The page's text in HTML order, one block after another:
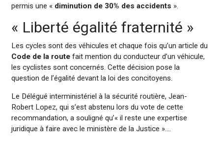
permis une « diminution de 30% des accidents ».
« Liberté égalité fraternité »
Les cycles sont des véhicules et chaque fois qu’un article du
Code de la routefait mention du conducteur d’un véhicule,
les cyclistes sont concernés. Cette décision pose la
question de l’égalité devant la loi des concitoyens.
Le Délégué interministériel à la sécurité routière, Jean-
Robert Lopez, qui s’est abstenu lors du vote de cette
recommandation, a souligné qu’« il reste une expertise
juridique à faire avec le ministère de la Justice »….